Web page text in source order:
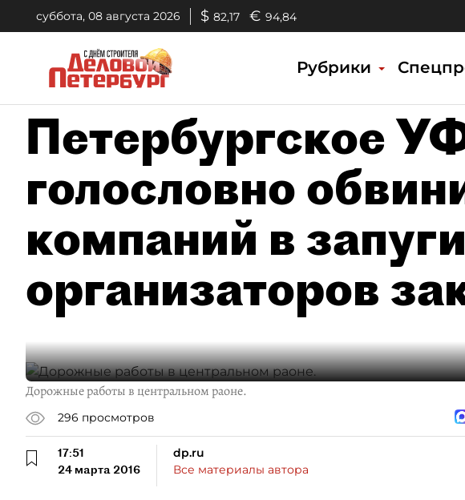
суббота, 08 августа 2026 $ 82,17 € 94,84
Рубрики
Петербургское
голословно
компаний в
организаторов
Дорожные работы в центральном раоне.
296 просмотров
17:51
24 марта 2016
dp.ru
Все материалы автора